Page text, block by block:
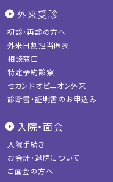
外来受診
初診・再診の方へ
外来日割担当医表
相談窓口
特定予約診察
セカンドオピニオン外来
診断書・証明書のお申込み
入院・面会
入院手続き
お会計・退院について
ご面会の方へ